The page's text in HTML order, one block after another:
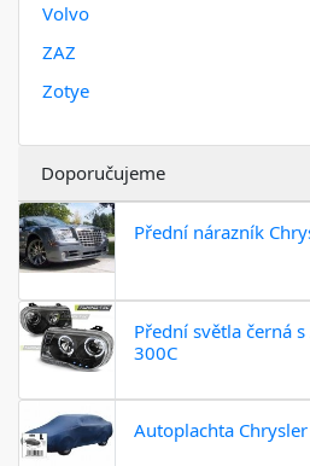
Volvo
ZAZ
Zotye
Doporučujeme
Přední nárazník
Přední světla černá
300C
Autoplachta